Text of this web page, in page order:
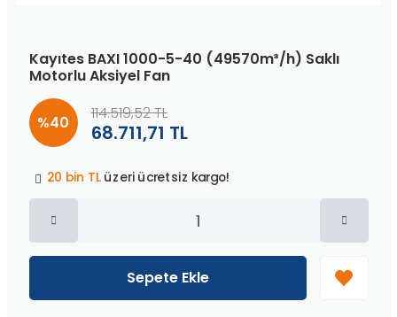
Kayıtes BAXI 1000-5-40 (49570m³/h) Saklı
Motorlu Aksiyel Fan
%40 68.711,71 TL
114.519,52 TL
20 bin TLüzeri ücretsiz kargo!
40 bin TL
Peşin fiyatına
üzeri ücretsiz kargo!
üzeri ücretsiz kargo!
40 bin TLüzeri özel teklif!
Sepete Ekle